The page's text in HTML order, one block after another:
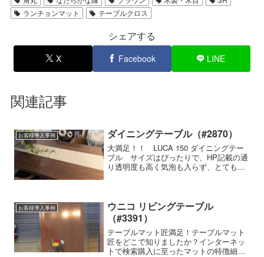
ランチョンマット
テーブルクロス
シェアする
X Facebook LINE
関連記事
お客様導入事例 ダイニングテーブル（#2870）
大満足！！ LUCA 150 ダイニングテー
ブル サイズはぴったりで、HP記載の通
り透明度も高く気泡も入らず、とても満
た。滑り止めを付けてくださっていまし
たが、今のところ滑り止めが無くても快
適に使用できております。
お客様導入事例
ウニコ リビングテーブル
（#3391）
テーブルマット匠満足！テーブルマット
匠をどこで知りましたか？インターネッ
トで検索購入に至ったマットの特徴細か